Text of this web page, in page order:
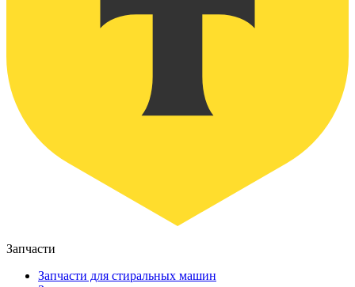
Запчасти
Запчасти для стиральных машин